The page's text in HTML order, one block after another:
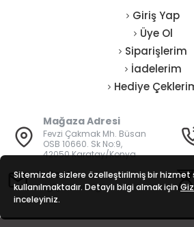
Giriş Yap
Üye Ol
Siparişlerim
İadelerim
Hediye
Mağaza Adresi
Fevzi Çakmak Mh. Büsan
OSB 10660. Sk No:9,
42050 Karatay/Konya
E-Posta
bilgi@vatanisguvenligi.com
Sitemizde sizlere özelleştirilmiş bir hizmet
kullanılmaktadır. Detaylı bilgi almak için
inceleyiniz.